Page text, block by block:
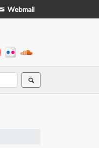
Webmail